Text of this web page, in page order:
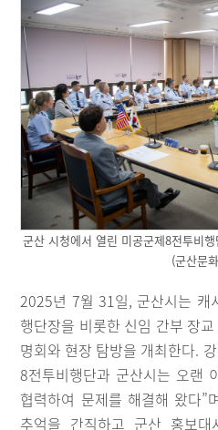
군산 시청에서 열린 미공군제8전투비
(군산문
2025년 7월 31일, 군산시는 캐
행단장을 비롯한 신임 간부 장
명회와 현장 탐방을 개최한다.
8전투비행단과 군산시는 오랜
협력하여 문제를 해결해 왔다”
추억을 간직하고 군산 홍보